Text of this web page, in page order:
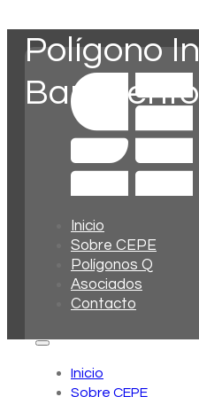
Inicio
Sobre CEPE
Polígonos Q
Asociados
Contacto
Inicio
Sobre CEPE
Polígono
Barlovento